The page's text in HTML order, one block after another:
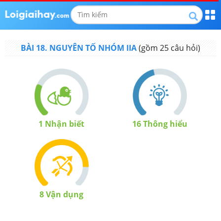
BÀI 18. NGUYÊN TỐ NHÓM IIA(gồm 25câu hỏi)
1 Nhận biết 16 Thông hiểu
8Vận dụng